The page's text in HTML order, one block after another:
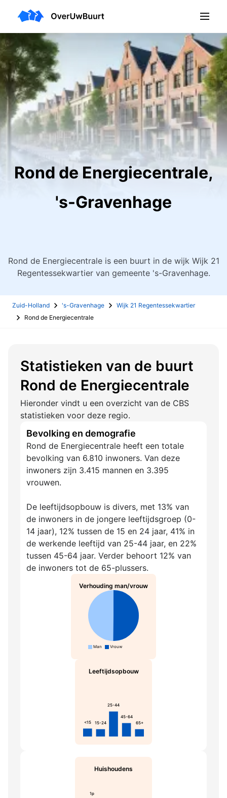
Rond de Energiecentrale,
's-Gravenhage
Rond de Energiecentrale is een buurt in de wijk Wijk 21
Regentessekwartier van gemeente 's-Gravenhage.
Zuid-Holland 's-Gravenhage
Wijk 21 Regentessekwartier
Rond de Energiecentrale
Statistieken van de buurt
Rond de Energiecentrale
Hieronder vindt u een overzicht van de CBS
statistieken voor deze regio.
Bevolking en demografie
Rond de Energiecentrale heeft een totale
bevolking van 6.810 inwoners. Van deze
inwoners zijn 3.415 mannen en 3.395
vrouwen.
De leeftijdsopbouw is divers, met 13% van
de inwoners in de jongere leeftijdsgroep (0-
14 jaar), 12% tussen de 15 en 24 jaar, 41% in
de werkende leeftijd van 25-44 jaar, en 22%
tussen 45-64 jaar. Verder behoort 12% van
de inwoners tot de 65-plussers.
Verhouding man/vrouw
Man Vrouw
Leeftijdsopbouw
<15 15-24
25-44
45-64
65+
Huishoudens
1p